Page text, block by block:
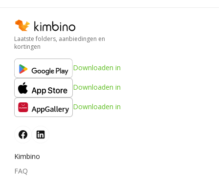
Laatste folders, aanbiedingen en
kortingen
Downloaden in
Downloaden in
Downloaden in
Kimbino
FAQ